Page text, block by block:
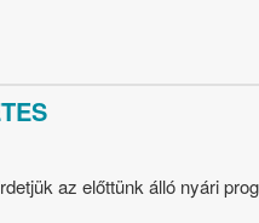
az előttünk álló nyári